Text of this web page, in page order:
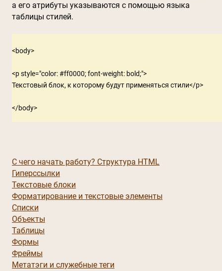
а его атрибуты указываются с помощью языка
таблицы стилей.
<body>
<p style="color: #ff0000; font-weight: bold;">
Текстовый блок, к которому будут применяться стили</p>
С чего начать работу? Структура HTML
Гиперссылки
Текстовые блоки
Форматирование и текстовые элементы
Списки
Объекты
Таблицы
Формы
Фреймы
Метатэги и служебные теги